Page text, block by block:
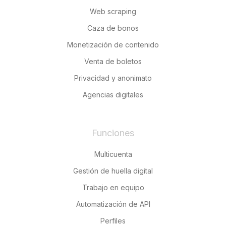
Web scraping
Caza de bonos
Monetización de contenido
Venta de boletos
Privacidad y anonimato
Agencias digitales
Funciones
Multicuenta
Gestión de huella digital
Trabajo en equipo
Automatización de API
Perfiles